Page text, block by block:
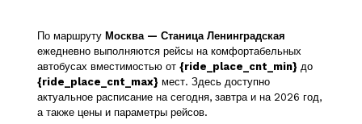
По маршруту Москва — Станица Ленинградская
ежедневно выполняются рейсы на комфортабельных
автобусах вместимостью от {ride_place_cnt_min} до
{ride_place_cnt_max} мест. Здесь доступно
актуальное расписание на сегодня, завтра и на 2026 год,
а также цены и параметры рейсов.